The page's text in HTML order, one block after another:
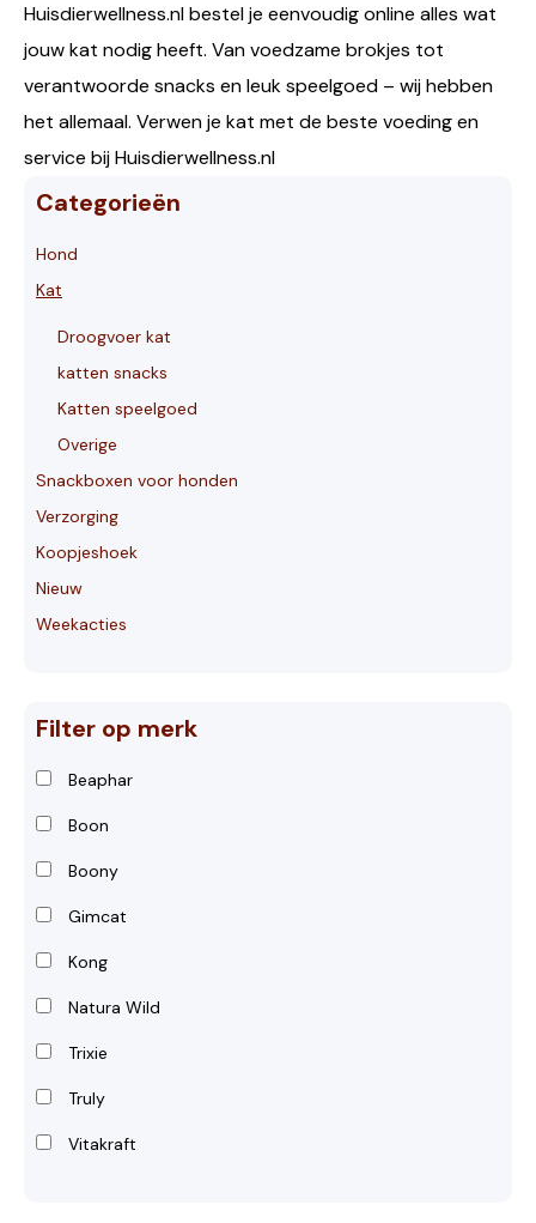
Huisdierwellness.nl bestel je eenvoudig online alles wat
jouw kat nodig heeft. Van voedzame brokjes tot
verantwoorde snacks en leuk speelgoed – wij hebben
het allemaal. Verwen je kat met de beste voeding en
service bij Huisdierwellness.nl
Categorieën
Hond
Kat
Droogvoer kat
katten snacks
Katten speelgoed
Overige
Snackboxen voor honden
Verzorging
Koopjeshoek
Nieuw
Weekacties
Filter op merk
Beaphar
Boon
Boony
Gimcat
Kong
Natura Wild
Trixie
Truly
Vitakraft